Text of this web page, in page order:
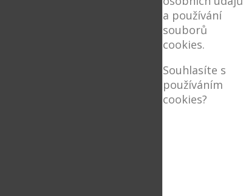
a používání
souborů
cookies.
Souhlasíte s
používáním
cookies?